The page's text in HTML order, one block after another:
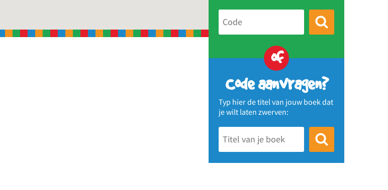
of
Code aanvragen?
Typ hier de titel van jouw boek dat
je wilt laten zwerven: